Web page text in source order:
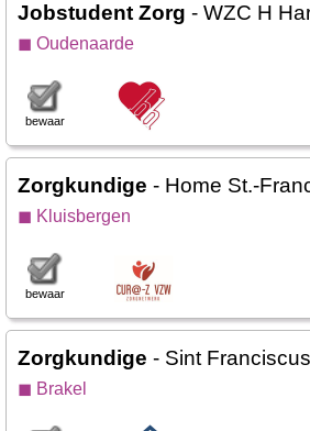
Jobstudent Zorg - WZC H
◼ Oudenaarde
bewaar
Zorgkundige - Home St.-
◼ Kluisbergen
bewaar
Zorgkundige - Sint
◼ Brakel